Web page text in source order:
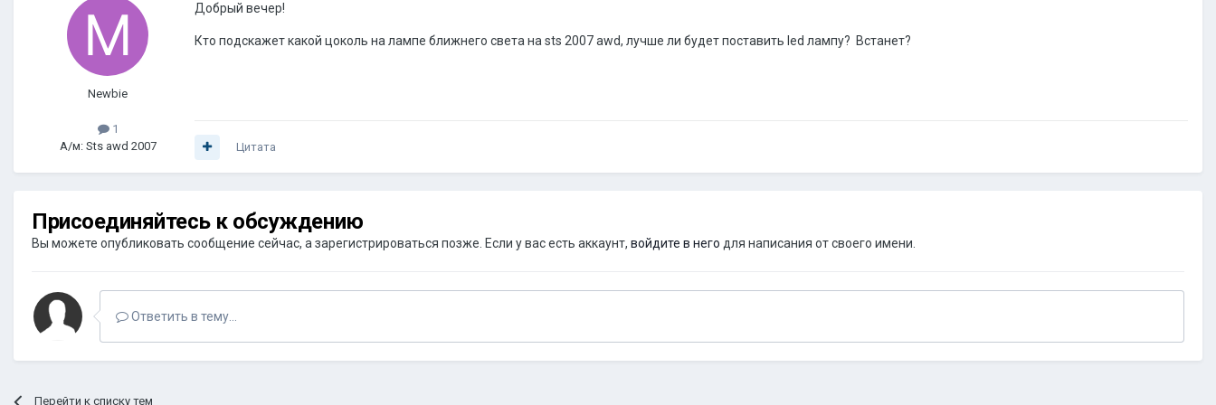
Newbie
1
А/м: Sts awd 2007
Добрый вечер!
Кто подскажет какой цоколь на лампе ближнего света на sts 2007 awd, лучше ли будет поставить led лампу? Встанет?
Цитата
Присоединяйтесь к обсуждению
Вы можете опубликовать сообщение сейчас, а зарегистрироваться позже. Если у вас есть аккаунт, войдите в него для написания от своего имени.
Ответить в тему...
Перейти к списку тем